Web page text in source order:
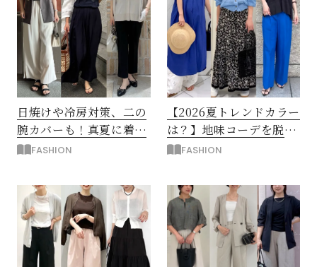
日焼けや冷房対策、二の
腕カバーも！真夏に着た
い「薄手の羽織りもの」
FASHION
【2026夏トレンドカラー
は？】地味コーデを脱
却！大人のおしゃれなブ
FASHION